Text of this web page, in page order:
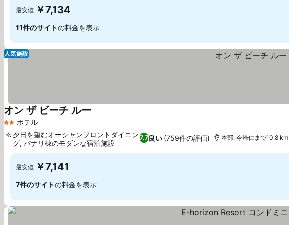
最安値 ￥7,134
11件のサイトの料金を表示
人気施設
2 ホテルのランク
ホテル
オン ザ ビーチ ルー
7.7良い (759件の評価)
夕日を望むオーシャンフロントダイニン
グ, パナリ棟のモダンな宿泊施設
本部, 今帰仁まで10.8 km
最安値 ￥7,141
7件のサイトの料金を表示